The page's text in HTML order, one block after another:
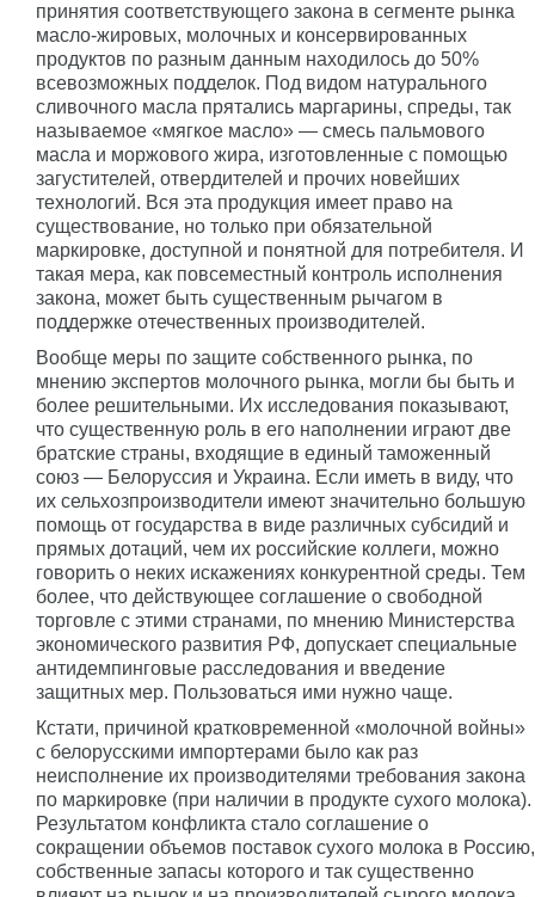
принятия соответствующего закона в сегменте рынка
масло-жировых, молочных и консервированных
продуктов по разным данным находилось до 50%
всевозможных подделок. Под видом натурального
сливочного масла прятались маргарины, спреды, так
называемое «мягкое масло» — смесь пальмового
масла и моржового жира, изготовленные с помощью
загустителей, отвердителей и прочих новейших
технологий. Вся эта продукция имеет право на
существование, но только при обязательной
маркировке, доступной и понятной для потребителя. И
такая мера, как повсеместный контроль исполнения
закона, может быть существенным рычагом в
поддержке отечественных производителей.
Вообще меры по защите собственного рынка, по
мнению экспертов молочного рынка, могли бы быть и
более решительными. Их исследования показывают,
что существенную роль в его наполнении играют две
братские страны, входящие в единый таможенный
союз — Белоруссия и Украина. Если иметь в виду, что
их сельхозпроизводители имеют значительно большую
помощь от государства в виде различных субсидий и
прямых дотаций, чем их российские коллеги, можно
говорить о неких искажениях конкурентной среды. Тем
более, что действующее соглашение о свободной
торговле с этими странами, по мнению Министерства
экономического развития РФ, допускает специальные
антидемпинговые расследования и введение
защитных мер. Пользоваться ими нужно чаще.
Кстати, причиной кратковременной «молочной войны»
с белорусскими импортерами было как раз
неисполнение их производителями требования закона
по маркировке (при наличии в продукте сухого молока).
Результатом конфликта стало соглашение о
сокращении объемов поставок сухого молока в Россию,
собственные запасы которого и так существенно